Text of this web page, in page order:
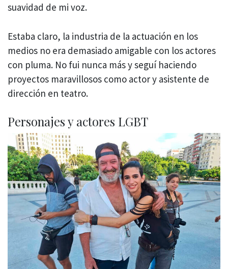
suavidad de mi voz.
Estaba claro, la industria de la actuación en los
medios no era demasiado amigable con los actores
con pluma. No fui nunca más y seguí haciendo
proyectos maravillosos como actor y asistente de
dirección en teatro.
Personajes y actores LGBT